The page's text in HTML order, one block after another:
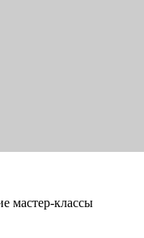
мастер-классы